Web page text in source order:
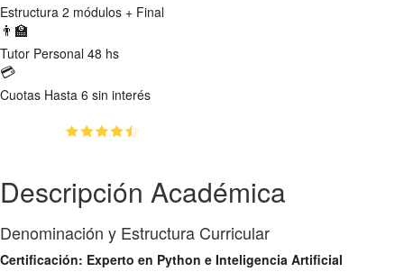
Estructura 2 módulos + Final
👨‍🏫
Tutor Personal 48 hs
💳
Cuotas Hasta 6 sin interés
Descripción Académica
Denominación y Estructura Curricular
Certificación: Experto en Python e Inteligencia Artificial